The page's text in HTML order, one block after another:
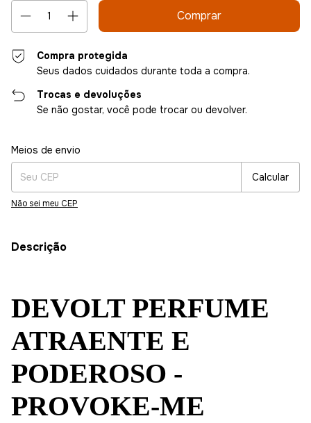
Compra protegida
Seus dados cuidados durante toda a compra.
Trocas e devoluções
Se não gostar, você pode trocar ou devolver.
Entregas para o CEP:
Meios de envio
Calcular
Não sei meu CEP
Descrição
DEVOLT PERFUME
ATRAENTE E
PODEROSO -
PROVOKE-ME